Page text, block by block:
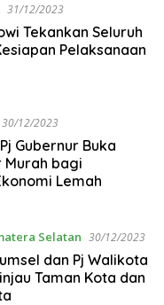
31/12/2023
Tekankan Seluruh
Pelaksanaan
30/12/2023
Gubernur Buka
Murah bagi
Lemah
Selatan 30/12/2023
dan Pj Walikota
Taman Kota dan